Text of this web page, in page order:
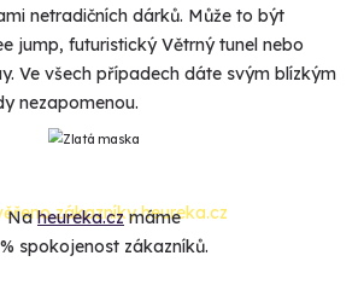
netradičních dárků. Může to být
jump, futuristický Větrný tunel nebo
Ve všech případech dáte svým blízkým
nezapomenou.
Naheureka.czmáme
spokojenost zákazníků.